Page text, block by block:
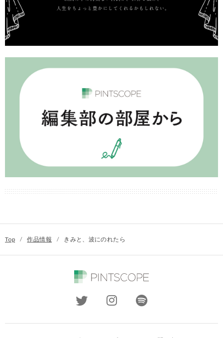
Top / 作品情報 / きみと、波にのれたら